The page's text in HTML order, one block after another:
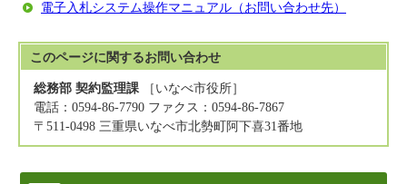
電子入札システム操作マニュアル（お問い合わせ先）
このページに関するお問い合わせ
総務部 契約監理課 ［いなべ市役所］
電話：0594-86-7790 ファクス：0594-86-7867
〒511-0498 三重県いなべ市北勢町阿下喜31番地